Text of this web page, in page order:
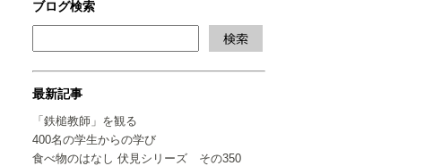
ブログ検索
最新記事
「鉄槌教師」を観る
400名の学生からの学び
食べ物のはなし 伏見シリーズ その350